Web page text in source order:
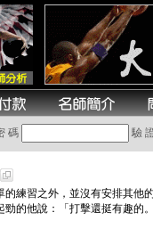
碼 驗
練習之外，並沒有安排其他
的他說：「打擊還挺有趣的